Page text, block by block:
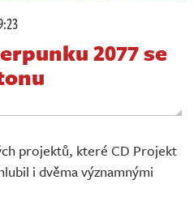
2077 se
projektů, které CD Projekt
i dvěma významnými